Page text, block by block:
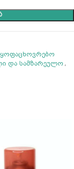
და სამზარეულო ,